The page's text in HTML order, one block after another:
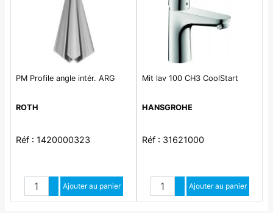
PM Profile angle intér. ARG
ROTH
Réf : 1420000323
Quantité
Augmenter quantité
Diminuer quantité
Ajouter au panier
Mit lav 100 CH3 CoolStart
HANSGROHE
Réf : 31621000
Quantité
Augmenter quantité
Diminuer quantité
Ajouter au panier